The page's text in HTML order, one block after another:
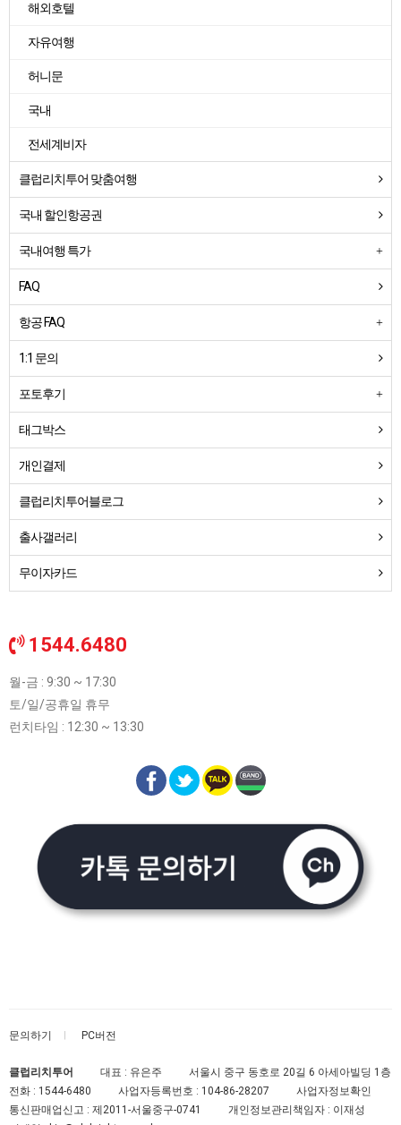
해외호텔
자유여행
허니문
국내
전세계비자
클럽리치투어 맞춤여행
국내 할인항공권
국내여행 특가
FAQ
항공 FAQ
1:1 문의
포토후기
태그박스
개인결제
클럽리치투어블로그
출사갤러리
무이자카드
1544.6480
월-금 : 9:30 ~ 17:30
토/일/공휴일 휴무
런치타임 : 12:30 ~ 13:30
문의하기 PC버전
클럽리치투어 대표 : 유은주
서울시 중구 동호로 20길 6 아세아빌딩 1층
전화 : 1544-6480 사업자등록번호 : 104-86-28207
사업자정보확인
통신판매업신고 : 제2011-서울중구-0741
개인정보관리책임자 : 이재성